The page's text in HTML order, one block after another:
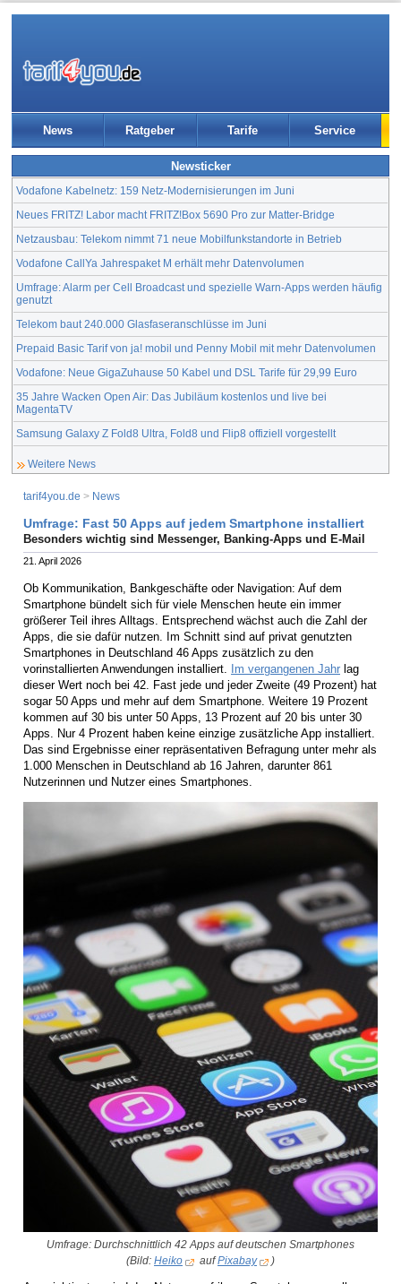
News Ratgeber Tarife Service
Newsticker
Vodafone Kabelnetz: 159 Netz-Modernisierungen im Juni
Neues FRITZ! Labor macht FRITZ!Box 5690 Pro zur Matter-Bridge
Netzausbau: Telekom nimmt 71 neue Mobilfunkstandorte in Betrieb
Vodafone CallYa Jahrespaket M erhält mehr Datenvolumen
Umfrage: Alarm per Cell Broadcast und spezielle Warn-Apps werden häufig
genutzt
Telekom baut 240.000 Glasfaseranschlüsse im Juni
Prepaid Basic Tarif von ja! mobil und Penny Mobil mit mehr Datenvolumen
Vodafone: Neue GigaZuhause 50 Kabel und DSL Tarife für 29,99 Euro
35 Jahre Wacken Open Air: Das Jubiläum kostenlos und live bei
MagentaTV
Samsung Galaxy Z Fold8 Ultra, Fold8 und Flip8 offiziell vorgestellt
Weitere News
tarif4you.de > News
Umfrage: Fast 50 Apps auf jedem Smartphone installiert
Besonders wichtig sind Messenger, Banking-Apps und E-Mail
21. April 2026
Ob Kommunikation, Bankgeschäfte oder Navigation: Auf dem
Smartphone bündelt sich für viele Menschen heute ein immer
größerer Teil ihres Alltags. Entsprechend wächst auch die Zahl der
Apps, die sie dafür nutzen. Im Schnitt sind auf privat genutzten
Smartphones in Deutschland 46 Apps zusätzlich zu den
vorinstallierten Anwendungen installiert.
Im vergangenen Jahr lag
dieser Wert noch bei 42. Fast jede und jeder Zweite (49 Prozent) hat
sogar 50 Apps und mehr auf dem Smartphone. Weitere 19 Prozent
kommen auf 30 bis unter 50 Apps, 13 Prozent auf 20 bis unter 30
Apps. Nur 4 Prozent haben keine einzige zusätzliche App installiert.
Das sind Ergebnisse einer repräsentativen Befragung unter mehr als
1.000 Menschen in Deutschland ab 16 Jahren, darunter 861
Nutzerinnen und Nutzer eines Smartphones.
Umfrage: Durchschnittlich 42 Apps auf deutschen Smartphones
(Bild: Heiko aufPixabay )